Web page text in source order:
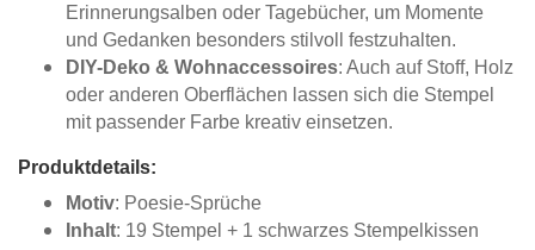
Erinnerungsalben oder Tagebücher, um Momente
und Gedanken besonders stilvoll festzuhalten.
DIY-Deko & Wohnaccessoires: Auch auf Stoff, Holz
oder anderen Oberflächen lassen sich die Stempel
mit passender Farbe kreativ einsetzen.
Produktdetails:
Motiv: Poesie-Sprüche
Inhalt: 19 Stempel + 1 schwarzes Stempelkissen